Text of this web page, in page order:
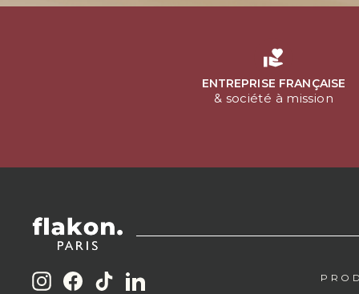
ENTREPRISE FRANÇAISE
& société à mission
InstagramFacebook
TikTok